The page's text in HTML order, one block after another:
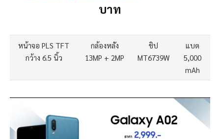
บาท
หน้าจอ PLS TFT
กว้าง 6.5 นิ้ว
กล้องหลัง
13MP + 2MP
ชิป
MT6739W
แบต
5,000
mAh